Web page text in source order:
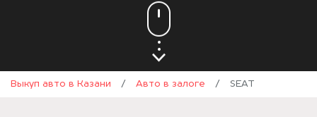
Выкуп авто в Казани / Авто в залоге / SEAT